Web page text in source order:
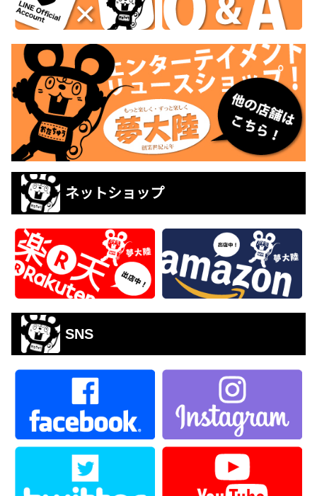
ネットショップ
SNS